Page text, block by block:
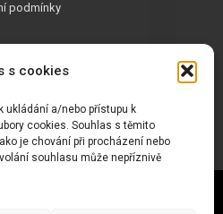
s cookies
ukládání a/nebo přístupu k
cookies. Souhlas s těmito
je chování při procházení nebo
souhlasu může nepříznivě
podmínky